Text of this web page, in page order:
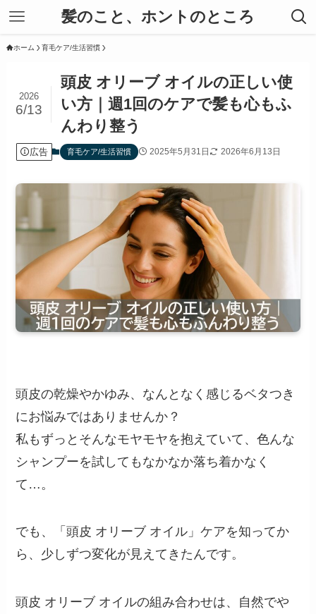
髪のこと、ホントのところ
ホーム 育毛ケア/生活習慣
頭皮 オリーブ オイルの正しい使
い方｜週1回のケアで髪も心もふ
んわり整う
2026
6/13
広告 育毛ケア/生活習慣 2025年5月31日 2026年6月13日
頭皮の乾燥やかゆみ、なんとなく感じるベタつき
にお悩みではありませんか？
私もずっとそんなモヤモヤを抱えていて、色んな
シャンプーを試してもなかなか落ち着かなく
て…。
でも、「頭皮 オリーブ オイル」ケアを知ってか
ら、少しずつ変化が見えてきたんです。
頭皮 オリーブ オイルの組み合わせは、自然でや